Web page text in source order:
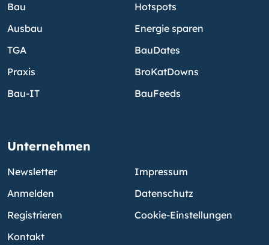
Bau
Ausbau
TGA
Praxis
Bau-IT
Hotspots
Energie sparen
BauDates
BroKatDowns
BauFeeds
Unternehmen
Newsletter
Anmelden
Registrieren
Kontakt
Impressum
Datenschutz
Cookie-Einstellungen